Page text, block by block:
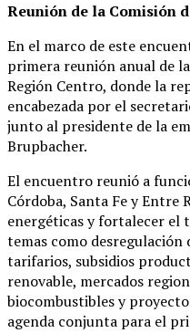
Reunión de la Comisión
En el marco de este
primera reunión anual de
Región Centro, donde la
encabezada por el
junto al presidente de la
Brupbacher.
El encuentro reunió a
Córdoba, Santa Fe y
energéticas y fortalecer el
temas como
tarifarios, subsidios
renovable, mercados
biocombustibles y
agenda conjunta para el